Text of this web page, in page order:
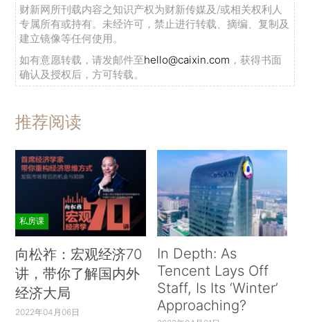
财新网所刊载内容之知识产权为财新传媒及/或相关权利人
专属所有或持有。未经许可，禁止进行转载、摘编、复制及
建立镜像等任何使用。
如有意愿转载，请发邮件至hello@caixin.com ，获得书面
确认及授权后，方可转载。
推荐阅读
私房课
向松祚：宏观经济70
讲，带你了解国内外
经济大局
2022年04月06日
In Depth: As
Tencent Lays Off
Staff, Is Its ‘Winter’
Approaching?